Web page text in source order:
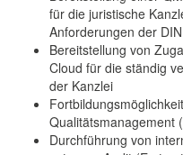
für die juristische
Anforderungen der
Bereitstellung von
Cloud für die ständig
der Kanzlei
Qualitätsmanagement
Durchführung von